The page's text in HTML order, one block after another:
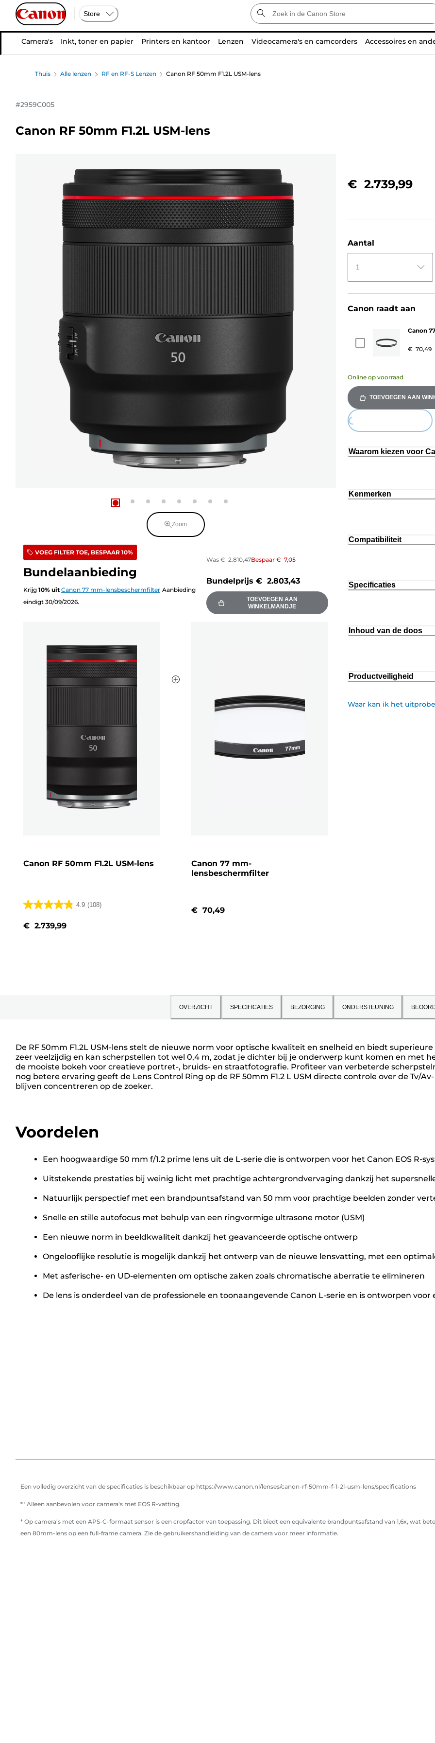
Store
Camera's Inkt, toner en papier Printers en kantoor Lenzen Videocamera's en camcorders Accessoires en
Thuis Alle lenzen RF en RF-S Lenzen Canon RF 50mm F1.2L USM-lens
#2959C005
Canon RF 50mm F1.2L USM-lens
Zoom
VOEG FILTER TOE, BESPAAR 10%
Bundelaanbieding
Krijg 10% uit Canon 77 mm-lensbeschermfilter Aanbieding
eindigt 30/09/2026.
Was€ 2.810,47Bespaar € 7,05
Bundelprijs € 2.803,43
TOEVOEGEN AAN
WINKELMANDJE
Canon RF 50mm F1.2L USM-lens
4.9 (108)
4.9
van
€ 2.739,99
Canon 77 mm-
lensbeschermfilter
€ 70,49
€ 2.739,99
Aantal
1
Canon raadt aan
Canon
€ 70,49
Online op voorraad
TOEVOEGEN AAN
Loading...
Waarom kiezen voor
Kenmerken
Compatibiliteit
Specificaties
Inhoud van de doos
Productveiligheid
Waar kan ik het
OVERZICHT SPECIFICATIES BEZORGING ONDERSTEUNING
De RF 50mm F1.2L USM-lens stelt de nieuwe norm voor optische kwaliteit en snelheid en biedt
zeer veelzijdig en kan scherpstellen tot wel 0,4 m, zodat je dichter bij je onderwerp kunt komen en met
de mooiste bokeh voor creatieve portret-, bruids- en straatfotografie. Profiteer van verbeterde
nog betere ervaring geeft de Lens Control Ring op de RF 50mm F1.2 L USM directe controle over de Tv/
blijven concentreren op de zoeker.
Voordelen
Een hoogwaardige 50 mm f/1.2 prime lens uit de L-serie die is ontworpen voor het Canon EOS R-
Uitstekende prestaties bij weinig licht met prachtige achtergrondvervaging dankzij het
Natuurlijk perspectief met een brandpuntsafstand van 50 mm voor prachtige beelden zonder
Snelle en stille autofocus met behulp van een ringvormige ultrasone motor (USM)
Een nieuwe norm in beeldkwaliteit dankzij het geavanceerde optische ontwerp
Ongelooflijke resolutie is mogelijk dankzij het ontwerp van de nieuwe lensvatting, met een
Met asferische- en UD-elementen om optische zaken zoals chromatische aberratie te elimineren
De lens is onderdeel van de professionele en toonaangevende Canon L-serie en is ontworpen
Een volledig overzicht van de specificaties is beschikbaar op https://www.canon.nl/lenses/canon-rf-50mm-f-1-2l-usm-lens/specifications
*³ Alleen aanbevolen voor camera's met EOS R-vatting.
* Op camera's met een APS-C-formaat sensor is een cropfactor van toepassing. Dit biedt een equivalente brandpuntsafstand van 1,6x, wat
een 80mm-lens op een full-frame camera. Zie de gebruikershandleiding van de camera voor meer informatie.